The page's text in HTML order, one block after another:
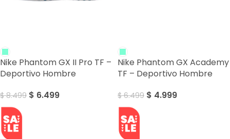
Nike Phantom GX II Pro TF –
Deportivo Hombre
$8.499 $ 6.499
Nike Phantom GX Academy
TF – Deportivo Hombre
$6.499 $ 4.999